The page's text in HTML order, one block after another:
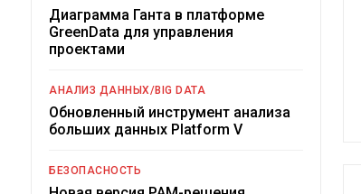
Диаграмма Ганта в платформе
GreenData для управления
проектами
АНАЛИЗ ДАННЫХ/BIG DATA
Обновленный инструмент анализа
больших данных Platform V
БЕЗОПАСНОСТЬ